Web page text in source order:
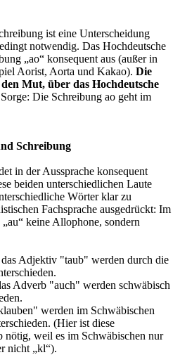
ist eine Unterscheidung
notwendig. Das Hochdeutsche
„ao“ konsequent aus (außer in
Aorist, Aorta und Kakao). Die
Mut, über das Hochdeutsche
Die Schreibung ao geht im
Schreibung
in der Aussprache konsequent
beiden unterschiedlichen Laute
Wörter klar zu
Fachsprache ausgedrückt: Im
keine Allophone, sondern
Adjektiv "taub" werden durch die
Adverb "auch" werden schwäbisch
werden im Schwäbischen
(Hier ist diese
nötig, weil es im Schwäbischen nur
nicht „kl“).